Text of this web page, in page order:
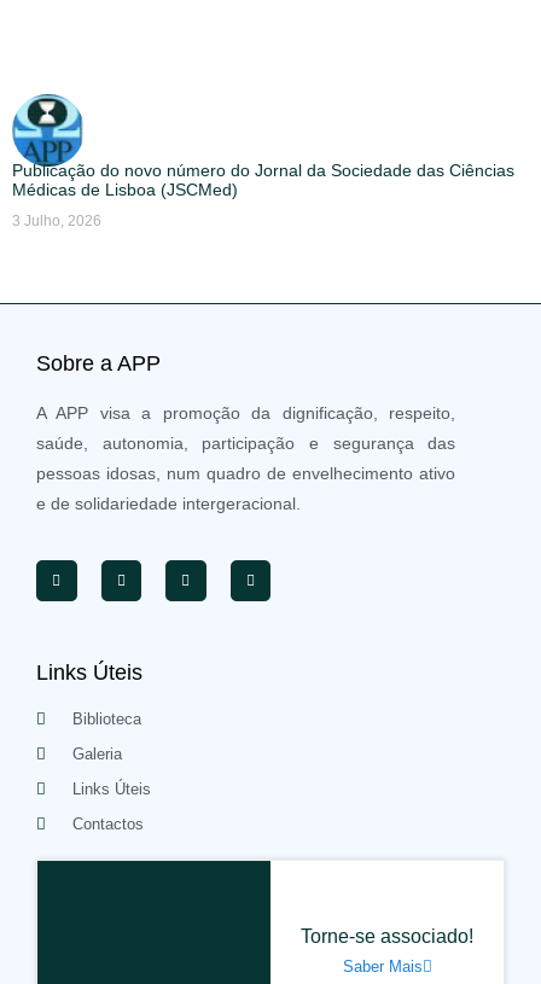
Publicação do novo número do Jornal da Sociedade das Ciências
Médicas de Lisboa (JSCMed)
3 Julho, 2026
Sobre a APP
A APP visa a promoção da dignificação, respeito,
saúde, autonomia, participação e segurança das
pessoas idosas, num quadro de envelhecimento ativo
e de solidariedade intergeracional.
Links Úteis
Biblioteca
Galeria
Links Úteis
Contactos
Torne-se associado!
Saber Mais